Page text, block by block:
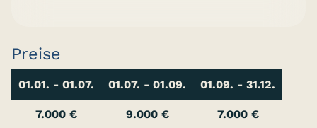
Preise
01.01. - 01.07. 01.07. - 01.09. 01.09. - 31.12.
7.000 € 9.000 € 7.000 €